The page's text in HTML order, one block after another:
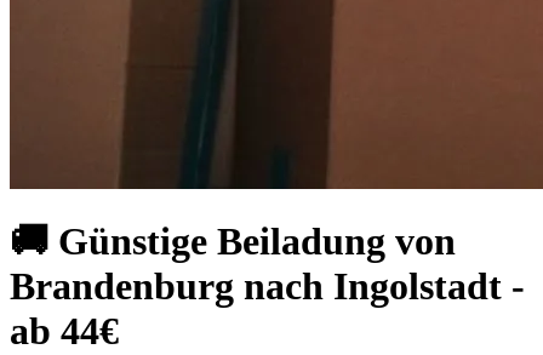
🚚 Günstige Beiladung von
Brandenburg nach Ingolstadt -
ab 44€